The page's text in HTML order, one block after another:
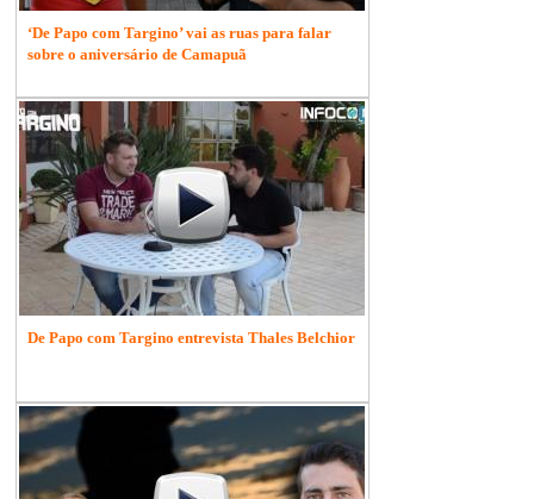
‘De Papo com Targino’ vai as ruas para falar
sobre o aniversário de Camapuã
De Papo com Targino entrevista Thales Belchior